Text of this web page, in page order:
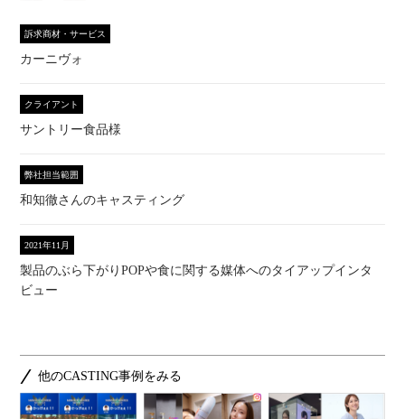
訴求商材・サービス
カーニヴォ
クライアント
サントリー食品様
弊社担当範囲
和知徹さんのキャスティング
2021年11月
製品のぶら下がりPOPや食に関する媒体へのタイアップインタ
ビュー
他のCASTING事例をみる